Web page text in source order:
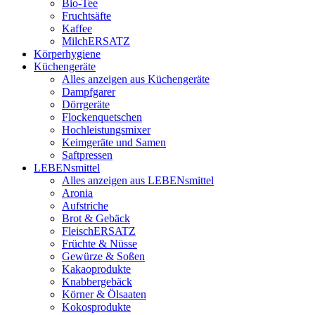
Bio-Tee
Fruchtsäfte
Kaffee
MilchERSATZ
Körperhygiene
Küchengeräte
Alles anzeigen aus Küchengeräte
Dampfgarer
Dörrgeräte
Flockenquetschen
Hochleistungsmixer
Keimgeräte und Samen
Saftpressen
LEBENsmittel
Alles anzeigen aus LEBENsmittel
Aronia
Aufstriche
Brot & Gebäck
FleischERSATZ
Früchte & Nüsse
Gewürze & Soßen
Kakaoprodukte
Knabbergebäck
Körner & Ölsaaten
Kokosprodukte